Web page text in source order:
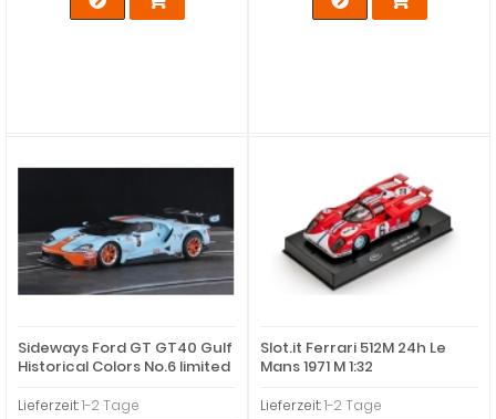
Sideways Ford GT GT40 Gulf
Historical Colors No.6 limited
Lieferzeit:1-2 Tage
Slot.it Ferrari 512M 24h Le
Mans 1971 M 1:32
Lieferzeit:1-2 Tage